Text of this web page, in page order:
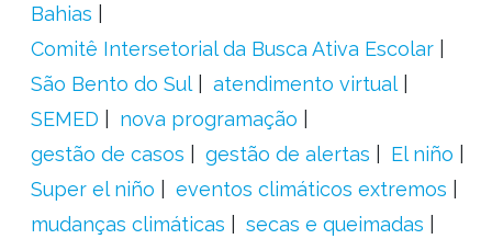
Bahias
Comitê Intersetorial da Busca Ativa Escolar
São Bento do Sul
atendimento virtual
SEMED
nova programação
gestão de casos
gestão de alertas
El niño
Super el niño
eventos climáticos extremos
mudanças climáticas
secas e queimadas